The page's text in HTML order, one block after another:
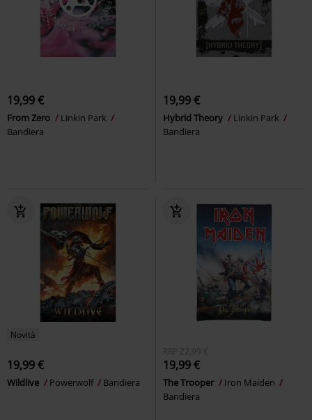
19,99 €
From Zero
Linkin Park
Bandiera
19,99 €
Hybrid Theory
Linkin Park
Bandiera
Novità
19,99 €
Wildlive Powerwolf Bandiera
RRP 22,99 €
19,99 €
The Trooper
Iron Maiden
Bandiera